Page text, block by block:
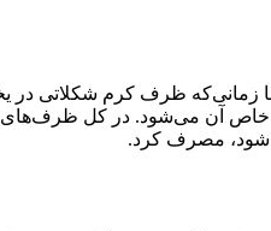
ظرف کرم شکلاتی در
آن می‌شود. در کل ظرف‌های
شود، مصرف کرد.